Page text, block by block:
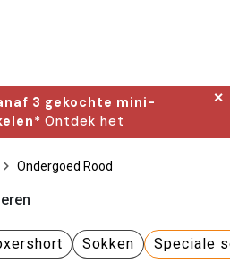
3 gekochte mini-
Ontdek het
✕
Ondergoed Rood
Sokken Speciale